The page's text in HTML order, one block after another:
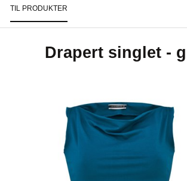
TIL PRODUKTER
Drapert singlet -